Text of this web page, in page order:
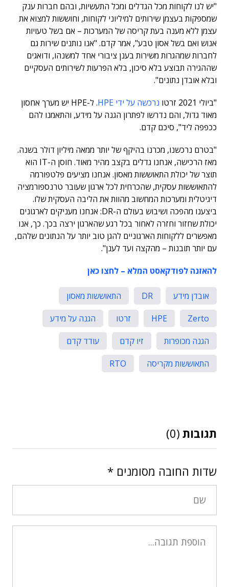
"יש לנו לקוחות מכל הגדלים ומכל התעשיות, ובהם חברות ענק
שמספקות בעצמן שירותים למיליוני לקוחות, וחוששות למצוא את
עצמן ללא מענה בעת קריסה של המערכות – אם בשל טעויות
אנוש ואם בשל אסון טבע", אמר קדם. "אנו נותנים שירות גם
לחברות שמהגרות משירות בענן ציבורי אחד למשנהו, ודואגים
שההגירה תבוצע בלא סיכון, בלא הפרעות לשירותים העסקיים
ובלא אובדן נתונים".
"ביולי 2021 זרטו
נרכשה על ידי HPE
. ל-HPE יש מערך אחסון
מאוד גדול, והם נדרשו לפתרון הגנה על מידע, והתאמנו להם
ככפפה ליד", סיכם קדם.
"בטרם נרכשנו, מכרנו בהיקף של יותר ממאה מיליון דולר בשנה.
מאז הרכישה, אנחנו גדלים בקצב מהיר מאוד. חוסן ה-IT הוא
תוצר של יכולת התאוששות מאסון. אנחנו מציעים פלטפורמה
להתאוששות עסקית, שהכרחית לכל ארגון שעובר טרנספורמציה
דיגיטלית ומערכות המחשוב מהוות את הליבה העסקית שלו.
ביצענו מהפכה ושיבוש בעולם ה-DR: אנחנו מעניקים לארגונים
יכולת שחזור וחזרה לאחור בכל רגע שהארגון ירצה בכך. כך, אנו
מאפשרים ללקוחות הארגוניים להגן טוב יותר על הנתונים שלהם,
עם יותר תובנות – מהקצה ועד לענן".
להאזנה לפודקאסט המלא – לחצו כאן
אובדן מידע DR
התאוששות מאסון
Zerto
HPE זרטו
הגנה על מידע
הגנה מכופרות
זיו קדם
עודד קדם
התאוששות מקריסה
RTO
תגובות (0)
שדות החובה מסומנים *